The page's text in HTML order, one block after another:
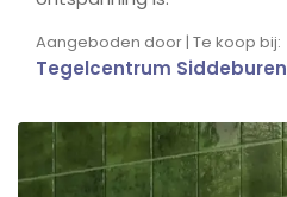
Aangeboden door | Te koop bij:
Tegelcentrum Siddeburen